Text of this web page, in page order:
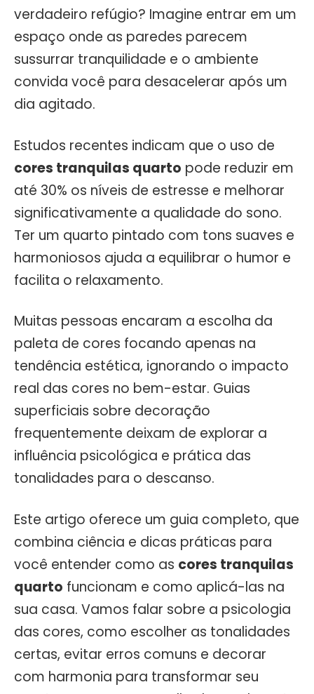
verdadeiro refúgio? Imagine entrar em um
espaço onde as paredes parecem
sussurrar tranquilidade e o ambiente
convida você para desacelerar após um
dia agitado.
Estudos recentes indicam que o uso de
cores tranquilas quarto pode reduzir em
até 30% os níveis de estresse e melhorar
significativamente a qualidade do sono.
Ter um quarto pintado com tons suaves e
harmoniosos ajuda a equilibrar o humor e
facilita o relaxamento.
Muitas pessoas encaram a escolha da
paleta de cores focando apenas na
tendência estética, ignorando o impacto
real das cores no bem-estar. Guias
superficiais sobre decoração
frequentemente deixam de explorar a
influência psicológica e prática das
tonalidades para o descanso.
Este artigo oferece um guia completo, que
combina ciência e dicas práticas para
você entender como as cores tranquilas
quarto funcionam e como aplicá-las na
sua casa. Vamos falar sobre a psicologia
das cores, como escolher as tonalidades
certas, evitar erros comuns e decorar
com harmonia para transformar seu